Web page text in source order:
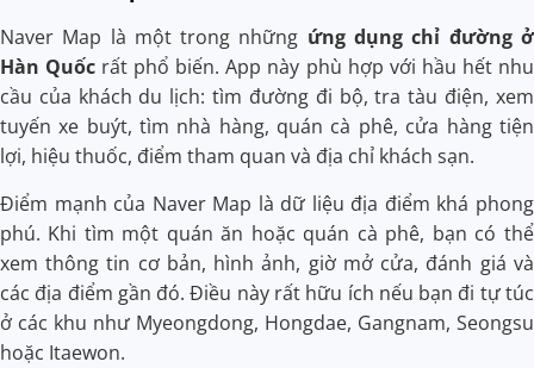
Naver Map là một trong những ứng dụng chỉ đường ở
Hàn Quốc rất phổ biến. App này phù hợp với hầu hết nhu
cầu của khách du lịch: tìm đường đi bộ, tra tàu điện, xem
tuyến xe buýt, tìm nhà hàng, quán cà phê, cửa hàng tiện
lợi, hiệu thuốc, điểm tham quan và địa chỉ khách sạn.
Điểm mạnh của Naver Map là dữ liệu địa điểm khá phong
phú. Khi tìm một quán ăn hoặc quán cà phê, bạn có thể
xem thông tin cơ bản, hình ảnh, giờ mở cửa, đánh giá và
các địa điểm gần đó. Điều này rất hữu ích nếu bạn đi tự túc
ở các khu như Myeongdong, Hongdae, Gangnam, Seongsu
hoặc Itaewon.